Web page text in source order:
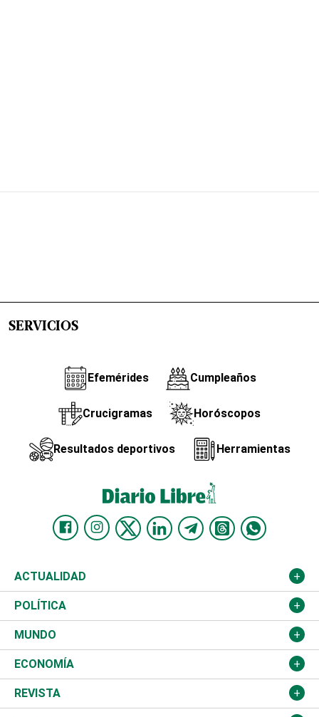
SERVICIOS
Efemérides Cumpleaños
Crucigramas Horóscopos
Resultados deportivos Herramientas
ACTUALIDAD
Nacional
Ciudad
Educación
Salud
POLÍTICA
Partidos
JCE
TSE
MUNDO
Estados Unidos
América Latina
ECONOMÍA
Finanzas
REVISTA